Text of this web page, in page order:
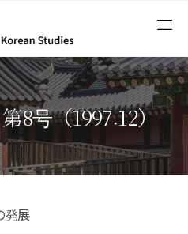
8号（1997.12）
発展